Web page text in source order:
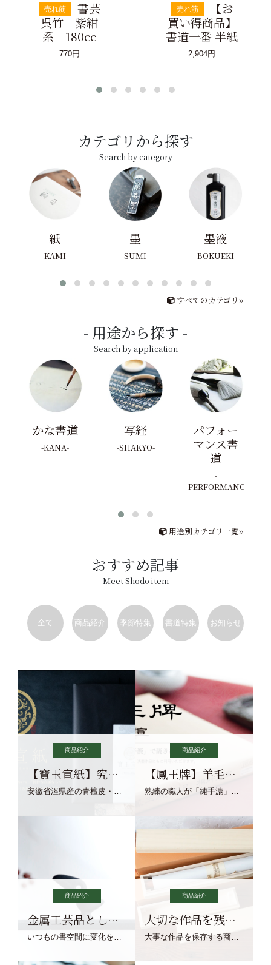
売れ筋
書芸
呉竹 紫紺
系 180cc
770円
売れ筋
【お
買い得商品】
書道一番 半紙
2,904円
カテゴリから探す
Search by category
紙
KAMI
墨
SUMI
墨液
BOKUEKI
すべてのカテゴリ»
用途から探す
Search by application
かな書道
KANA
写経
SHAKYO
パフォー
マンス書
道
PERFORMANCE
用途別カテゴリ一覧»
おすすめ記事
Meet Shodo item
全て 商品紹介 季節特集 書道特集 お知らせ
商品紹介
【寶玉宣紙】究極の純粋な宣紙を目指す寶玉宣紙
商品紹介
【鳳王牌】羊毛筆×濃墨での揮毫に最適な宣紙系画仙紙
商品紹介
金属工芸品としての文鎮
商品紹介
大切な作品を残す作品保存商品